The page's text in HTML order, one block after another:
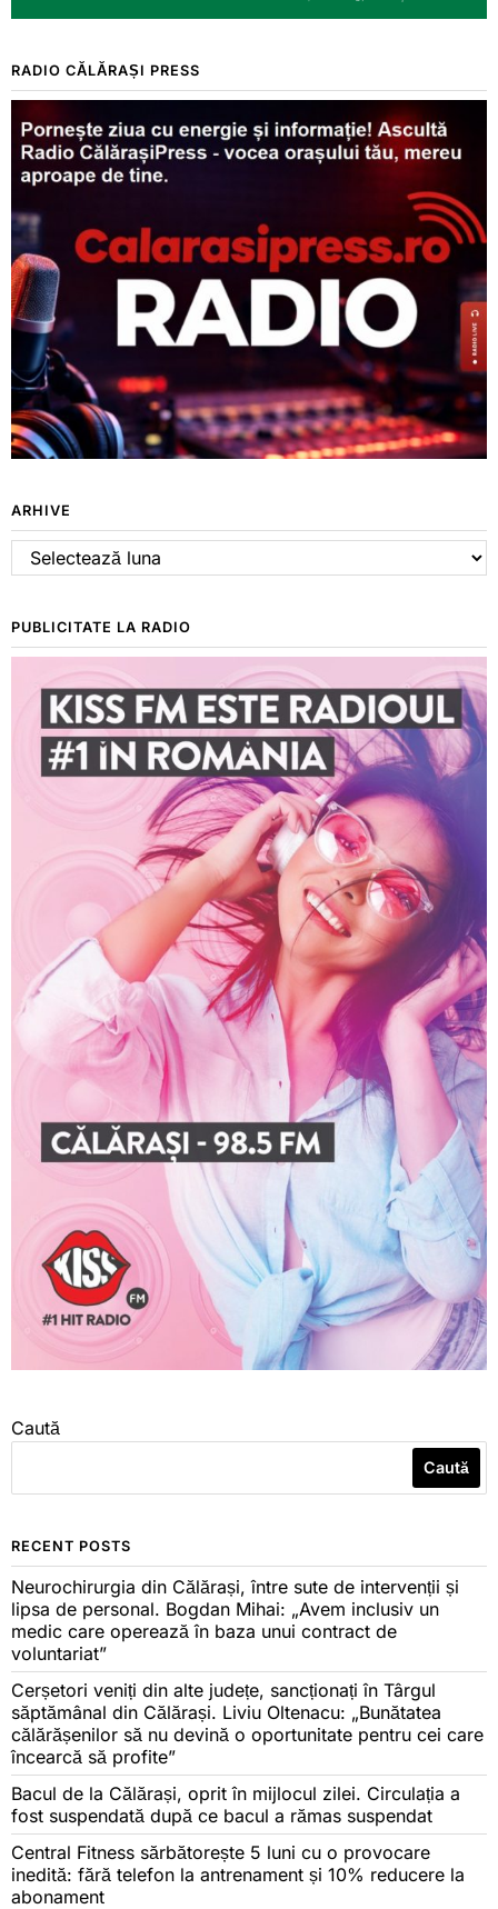
RADIO CĂLĂRAȘI PRESS
ARHIVE
Arhive
PUBLICITATE LA RADIO
Caută
Caută
RECENT POSTS
Neurochirurgia din Călărași, între sute de intervenții și
lipsa de personal. Bogdan Mihai: „Avem inclusiv un
medic care operează în baza unui contract de
voluntariat”
Cerșetori veniți din alte județe, sancționați în Târgul
săptămânal din Călărași. Liviu Oltenacu: „Bunătatea
călărășenilor să nu devină o oportunitate pentru cei care
încearcă să profite”
Bacul de la Călărași, oprit în mijlocul zilei. Circulația a
fost suspendată după ce bacul a rămas suspendat
Central Fitness sărbătorește 5 luni cu o provocare
inedită: fără telefon la antrenament și 10% reducere la
abonament